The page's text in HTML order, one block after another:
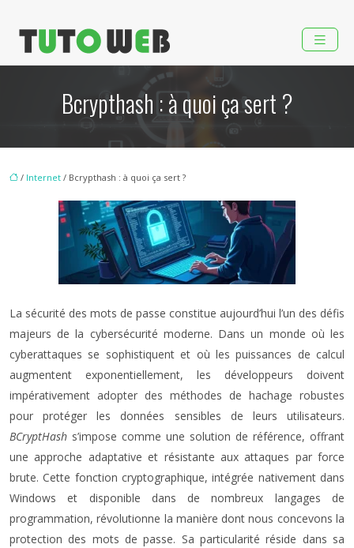
Bcrypthash : à quoi ça sert ?
/ Internet / Bcrypthash : à quoi ça sert ?
La sécurité des mots de passe constitue aujourd’hui l’un des défis
majeurs de la cybersécurité moderne. Dans un monde où les
cyberattaques se sophistiquent et où les puissances de calcul
augmentent exponentiellement, les développeurs doivent
impérativement adopter des méthodes de hachage robustes
pour protéger les données sensibles de leurs utilisateurs.
BCryptHash s’impose comme une solution de référence, offrant
une approche adaptative et résistante aux attaques par force
brute. Cette fonction cryptographique, intégrée nativement dans
Windows et disponible dans de nombreux langages de
programmation, révolutionne la manière dont nous concevons la
protection des mots de passe. Sa particularité réside dans sa